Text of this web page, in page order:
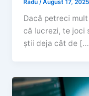
Radu /August 17, 2025
Dacă petreci
că lucrezi, te joci
știi deja cât de